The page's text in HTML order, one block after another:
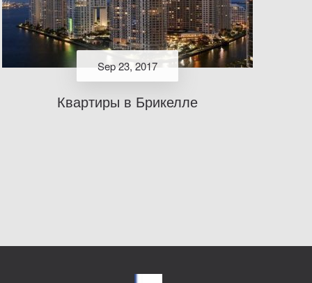
Sep 23, 2017
Квартиры в Брикелле